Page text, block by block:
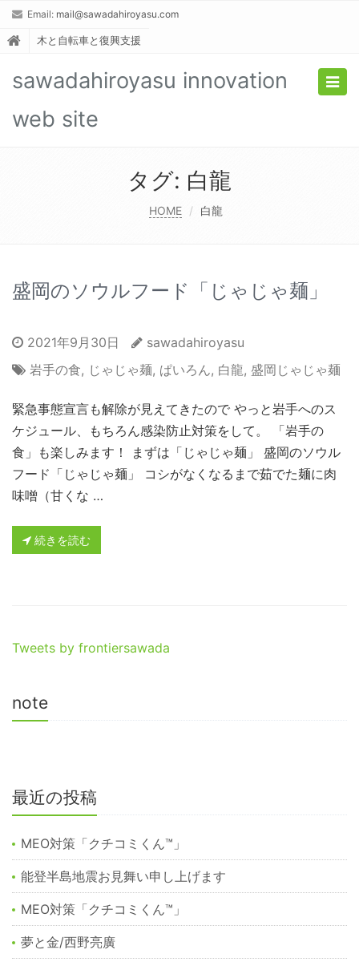
Email: mail@sawadahiroyasu.com
木と自転車と復興支援
sawadahiroyasu innovation
web site
タグ: 白龍
HOME 白龍
盛岡のソウルフード「じゃじゃ麺」
2021年9月30日
sawadahiroyasu
岩手の食, じゃじゃ麺, ぱいろん, 白龍, 盛岡じゃじゃ麺
緊急事態宣言も解除が見えてきたので やっと岩手へのス
ケジュール、もちろん感染防止対策をして。 「岩手の
食」も楽しみます！ まずは「じゃじゃ麺」 盛岡のソウル
フード「じゃじゃ麺」 コシがなくなるまで茹でた麺に肉
味噌（甘くな …
続きを読む
Tweets by frontiersawada
note
最近の投稿
MEO対策「クチコミくん™︎」
能登半島地震お見舞い申し上げます
MEO対策「クチコミくん™️」
夢と金/西野亮廣